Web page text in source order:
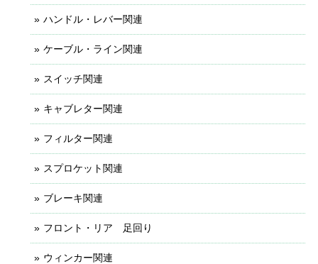
ハンドル・レバー関連
ケーブル・ライン関連
スイッチ関連
キャブレター関連
フィルター関連
スプロケット関連
ブレーキ関連
フロント・リア 足回り
ウィンカー関連